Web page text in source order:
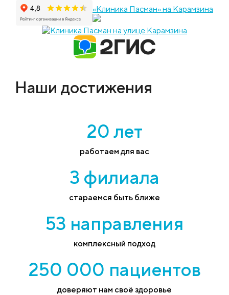
«Клиника Пасман» на Карамзина
Наши достижения
20 лет
работаем для вас
3 филиала
стараемся быть ближе
53 направления
комплексный подход
250 000 пациентов
доверяют нам своё здоровье